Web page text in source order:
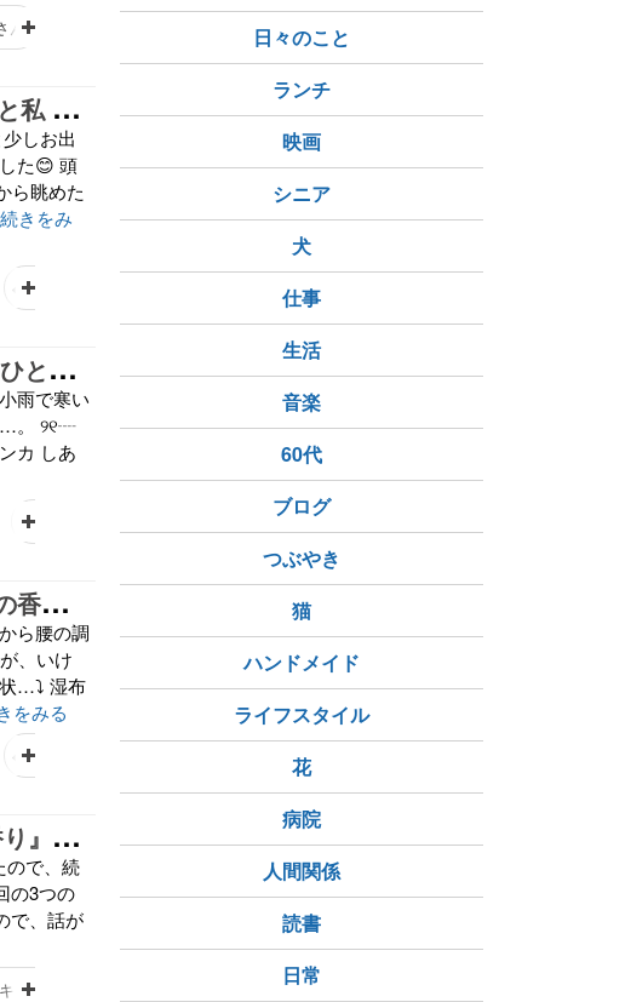
ん
海
岸お散歩と4月オーディブル【ものがたり洋菓子店 月と私 ふたつの奇跡】聞き終わりました
しお出
た😊 頭
ら眺めた
続きをみ
野村美月さん オーディブル
3
月Amazonオーディブル【ものがたり洋菓子店 月と私 ひとさじの魔法】聞き終わりました
雨で寒い
…。 ୨୧┈
カ しあ
2
月Amazonオーディブルの『純喫茶トルンカ しあわせの香り』聞き終わりました
ら腰の調
、いけ
…⤵️ 湿布
をみる
八木沢里志さん
A
mazonオーディブルで『純喫茶トルンカ しあわせの香り』をダウンロードしました
ので、続
の3つの
で、話が
ョン
日々のこと
ランチ
映画
シニア
犬
仕事
生活
音楽
60代
ブログ
つぶやき
猫
ハンドメイド
ライフスタイル
花
病院
人間関係
読書
日常